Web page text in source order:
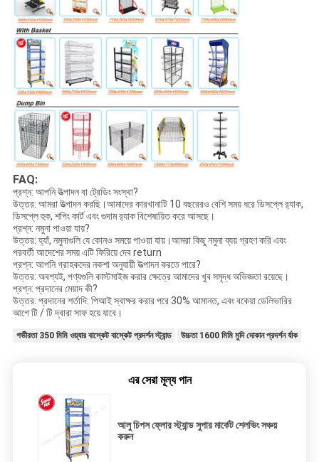
FAQ:
প্রশ্ন: আপনি উত্পাদন বা ট্রেডিং সংস্থা?
উত্তর: আমরা উত্পাদন করছি।আমাদের কারখানাটি 10 ​​বছরেরও বেশি সময় ধরে ডিসপ্লে র‌্যাক,
ডিসপ্লে হুক, শপিং কার্ট এবং গুদাম র‌্যাক বিশেষায়িত করে আসছে।
প্রশ্ন: নমুনা পাওয়া যায়?
উত্তর: হ্যাঁ, নমুনাগুলি যে কোনও সময়ে পাওয়া যায়।আমরা কিছু নমুনা ব্যয় গ্রহণ করি এবং
পরবর্তী আদেশের সময় এটি ফিরিয়ে দেব return
প্রশ্ন: আপনি গ্রাহকদের নকশা অনুযায়ী উত্পাদন করতে পারে?
উত্তর: অবশ্যই, পণ্যগুলি কাস্টমাইজ করার ক্ষেত্রে আমাদের খুব সমৃদ্ধ অভিজ্ঞতা রয়েছে।
প্রশ্ন: প্রদানের মেয়াদ কী?
উত্তর: প্রদানের শর্তাদি: পিআই স্বাক্ষর করার পরে 30% আমানত, এবং বকেয়া ডেলিভারির
আগে টি / টি দ্বারা সাফ হয়ে যাবে।
গভীরতা 350 মিমি ওয়্যার বাস্কেট বাস্কেট প্রদর্শন স্ট্যান্ড উচ্চতা 1600 মিমি মুদি দোকান প্রদর্শন র্যাক
এর সেরা মূল্য পান
আলু চিপস ফ্লোর স্ট্যান্ড সুপার মার্কেট শেলভিং সঞ্চয়
করুন